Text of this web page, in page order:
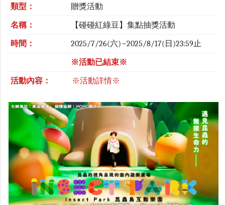
類型： 贈獎活動
名稱： 【碰碰紅綠豆】集點抽獎活動
時間： 2025/7/26(六)~2025/8/17(日)23:59止
※活動已結束※
活動內容： ※活動詳情※